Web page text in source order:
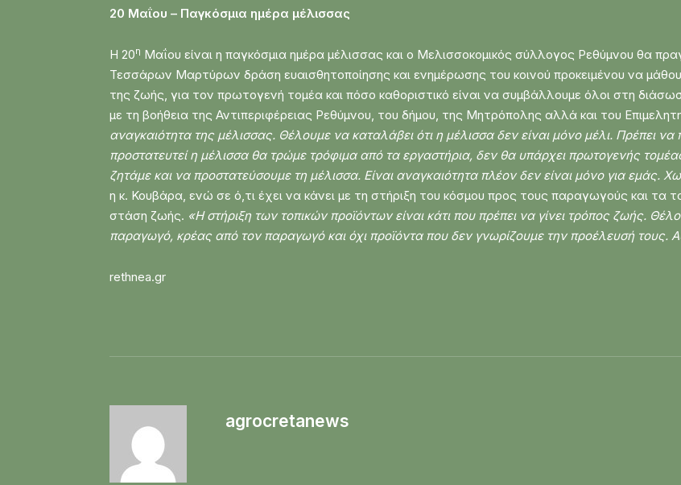
20 Μαΐου – Παγκόσμια ημέρα μέλισσας
Η 20η Μαΐου είναι η παγκόσμια ημέρα μέλισσας και ο Μελισσοκομικός σύλλογος Ρεθύμνου θα
Τεσσάρων Μαρτύρων δράση ευαισθητοποίησης και ενημέρωσης του κοινού προκειμένου να
της ζωής, για τον πρωτογενή τομέα και πόσο καθοριστικό είναι να συμβάλλουμε όλοι στη
με τη βοήθεια της Αντιπεριφέρειας Ρεθύμνου, του δήμου, της Μητρόπολης αλλά και του
αναγκαιότητα της μέλισσας. Θέλουμε να καταλάβει ότι η μέλισσα δεν είναι μόνο μέλι. Πρέπει
προστατευτεί η μέλισσα θα τρώμε τρόφιμα από τα εργαστήρια, δεν θα υπάρχει πρωτογενής
ζητάμε και να προστατεύσουμε τη μέλισσα. Είναι αναγκαιότητα πλέον δεν είναι μόνο για εμάς.
η κ. Κουβάρα, ενώ σε ό,τι έχει να κάνει με τη στήριξη του κόσμου προς τους παραγωγούς και τα
στάση ζωής. «Η στήριξη των τοπικών προϊόντων είναι κάτι που πρέπει να γίνει τρόπος ζωής.
παραγωγό, κρέας από τον παραγωγό και όχι προϊόντα που δεν γνωρίζουμε την προέλευσή τους.
rethnea.gr
agrocretanews